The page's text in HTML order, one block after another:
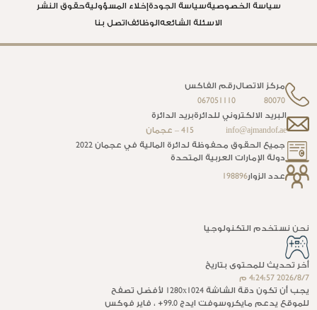
سياسة الخصوصيةسياسة الجودةإخلاء المسؤوليةحقوق النشر
الاسئلة الشائعهالوظائفاتصل بنا
مركز الاتصال
80070
رقم الفاكس
067051110
البريد الالكتروني للدائرة
info@ajmandof.ae
بريد الدائرة
415 – عجمان
جميع الحقوق محفوظة لدائرة المالية في عجمان 2022
دولة الإمارات العربية المتحدة
عدد الزوار198896
نحن نستخدم التكنولوجيا
أخر تحديث للمحتوى بتاريخ
7‏‏/8‏‏/2026 4:24:57 م
يجب أن تكون دقة الشاشة 1280x1024 لأفضل تصفح
للموقع يدعم مايكروسوفت ايدج 99.0+ ، فاير فوكس